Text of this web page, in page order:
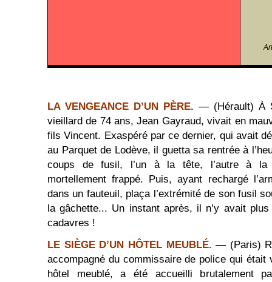
LA VENGEANCE D’UN PÈRE. — (Hérault) À
vieillard de 74 ans, Jean Gayraud, vivait en
fils Vincent. Exaspéré par ce dernier, qui avait
au Parquet de Lodève, il guetta sa rentrée à
coups de fusil, l’un à la tête, l’autre à la
mortellement frappé. Puis, ayant rechargé
dans un fauteuil, plaça l’extrémité de son fusil
la gâchette... Un instant après, il n’y avait
cadavres !
LE SIÈGE D’UN HÔTEL MEUBLÉ. — (Paris)
accompagné du commissaire de police qui était
hôtel meublé, a été accueilli brutalement